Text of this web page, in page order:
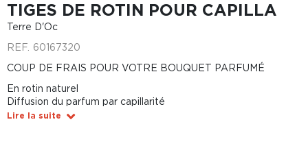
TIGES DE ROTIN POUR CAPILLA
Terre D'Oc
REF. 60167320
COUP DE FRAIS POUR VOTRE BOUQUET PARFUMÉ
En rotin naturel
Diffusion du parfum par capillarité
Lire la suite